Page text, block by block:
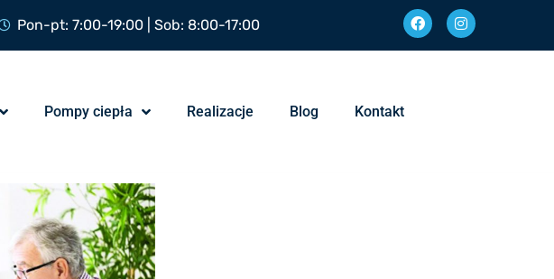
Pon-pt: 7:00-19:00 | Sob: 8:00-17:00
Pompy ciepła Realizacje Blog Kontakt